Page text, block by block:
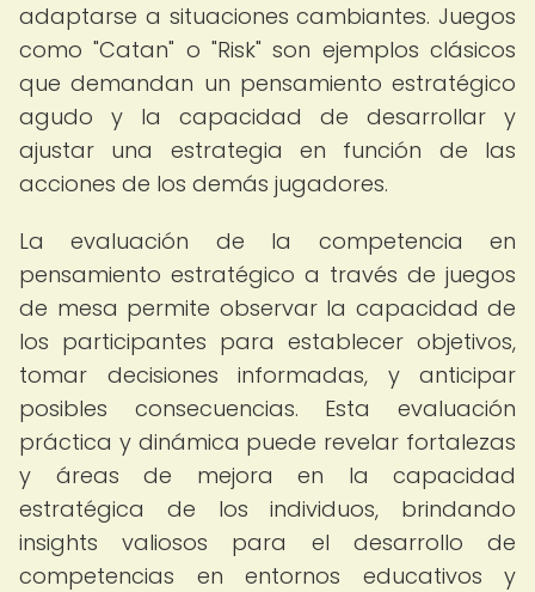
adaptarse a situaciones cambiantes. Juegos
como "Catan" o "Risk" son ejemplos clásicos
que demandan un pensamiento estratégico
agudo y la capacidad de desarrollar y
ajustar una estrategia en función de las
acciones de los demás jugadores.
La evaluación de la competencia en
pensamiento estratégico a través de juegos
de mesa permite observar la capacidad de
los participantes para establecer objetivos,
tomar decisiones informadas, y anticipar
posibles consecuencias. Esta evaluación
práctica y dinámica puede revelar fortalezas
y áreas de mejora en la capacidad
estratégica de los individuos, brindando
insights valiosos para el desarrollo de
competencias en entornos educativos y